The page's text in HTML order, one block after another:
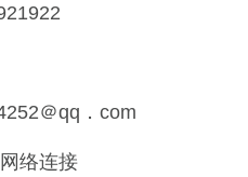
＠qq．com
络连接